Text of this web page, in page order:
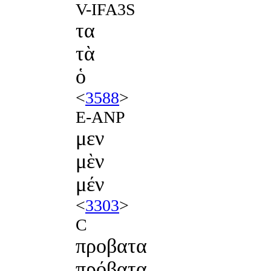
V-IFA3S
τα
τὰ
ὁ
<3588>
E-ANP
μεν
μὲν
μέν
<3303>
C
προβατα